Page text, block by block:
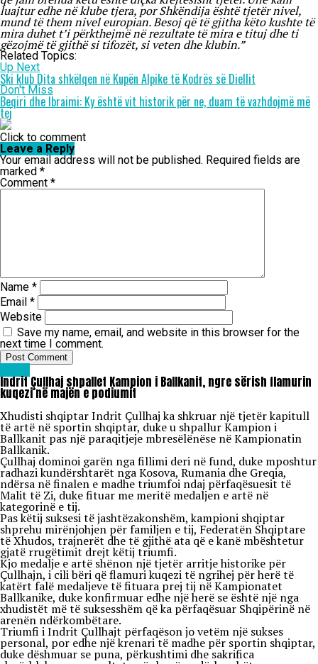
luajtur edhe në klube tjera, por Shkëndija është tjetër nivel,
mund të them nivel europian. Besoj që të gjitha këto kushte të
mira duhet t’i përkthejmë në rezultate të mira e tituj dhe ti
gëzojmë të gjithë si tifozët, si veten dhe klubin.”
Related Topics:
Up Next
Ski klub Dita shkëlqen në Kupën Alpike të Kodrës së Diellit
Don't Miss
Beqiri dhe Ibraimi: Ky është vit historik për ne, duam të vazhdojmë më
tej
Click to comment
Leave a Reply
Your email address will not be published. Required fields are
marked *
Comment *
Name *
Email *
Website
Save my name, email, and website in this browser for the
next time I comment.
Indrit Çullhaj shpallet Kampion i Ballkanit, ngre sërish flamurin
kuqezi në majën e podiumit
Xhudisti shqiptar Indrit Çullhaj ka shkruar një tjetër kapitull
të artë në sportin shqiptar, duke u shpallur Kampion i
Ballkanit pas një paraqitjeje mbresëlënëse në Kampionatin
Ballkanik.
Çullhaj dominoi garën nga fillimi deri në fund, duke mposhtur
radhazi kundërshtarët nga Kosova, Rumania dhe Greqia,
ndërsa në finalen e madhe triumfoi ndaj përfaqësuesit të
Malit të Zi, duke fituar me meritë medaljen e artë në
kategorinë e tij.
Pas këtij suksesi të jashtëzakonshëm, kampioni shqiptar
shprehu mirënjohjen për familjen e tij, Federatën Shqiptare
të Xhudos, trajnerët dhe të gjithë ata që e kanë mbështetur
gjatë rrugëtimit drejt këtij triumfi.
Kjo medalje e artë shënon një tjetër arritje historike për
Çullhajn, i cili bëri që flamuri kuqezi të ngrihej për herë të
katërt falë medaljeve të fituara prej tij në Kampionatet
Ballkanike, duke konfirmuar edhe një herë se është një nga
xhudistët më të suksesshëm që ka përfaqësuar Shqipërinë në
arenën ndërkombëtare.
Triumfi i Indrit Çullhajt përfaqëson jo vetëm një sukses
personal, por edhe një krenari të madhe për sportin shqiptar,
duke dëshmuar se puna, përkushtimi dhe sakrifica